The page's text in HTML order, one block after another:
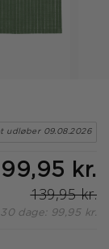
udløber 09.08.2026
99,95 kr.
139,95 kr.
dage: 99,95 kr.